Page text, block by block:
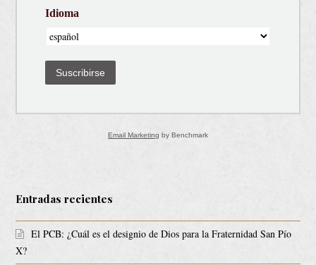
Idioma
Suscribirse
Email Marketing by Benchmark
Entradas recientes
El PCB: ¿Cuál es el designio de Dios para la Fraternidad San Pío
X?